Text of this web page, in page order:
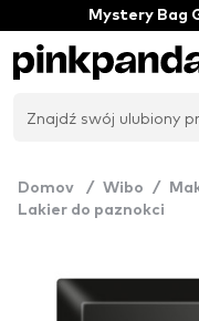
Mystery Bag
Domov / Wibo /
Lakier do paznokci